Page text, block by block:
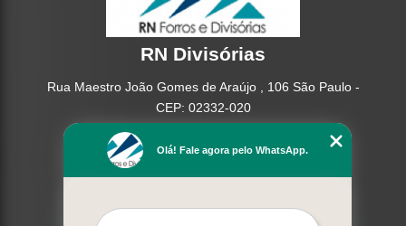
RN Divisórias
Rua Maestro João Gomes de Araújo , 106 São Paulo -
CEP: 02332-020
Olá! Fale agora pelo WhatsApp.